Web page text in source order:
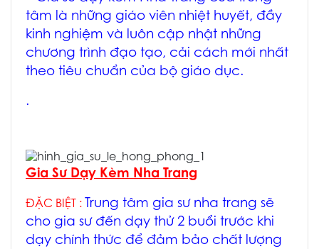
tâm là những giáo viên nhiệt huyết, đầy
kinh nghiệm và luôn cập nhật những
chương trình đạo tạo, cải cách mới nhất
theo tiêu chuẩn của bộ giáo dục.
.
Gia Sư Dạy Kèm Nha Trang
ĐẶC BIỆT : Trung tâm gia sư nha trang sẽ
cho gia sư đến dạy thử 2 buổi trước khi
dạy chính thức để đảm bảo chất lượng